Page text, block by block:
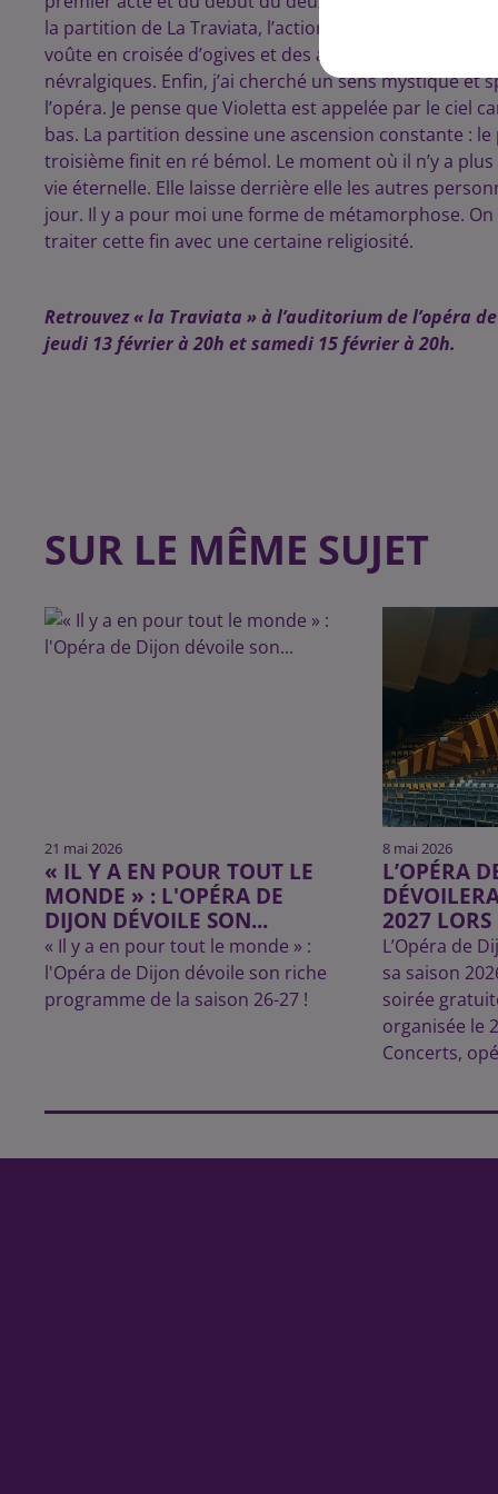
la partition de La Traviata, l’action est intégrée à
voûte en croisée d’ogives et des arcs-boutants qui lui
névralgiques. Enfin, j’ai cherché un sens mystique
l’opéra. Je pense que Violetta est appelée par le
bas. La partition dessine une ascension constante :
troisième finit en ré bémol. Le moment où il n’y a
vie éternelle. Elle laisse derrière elle les autres
jour. Il y a pour moi une forme de métamorphose. On
traiter cette fin avec une certaine religiosité.
Retrouvez « la Traviata » à l’auditorium de l’opéra
jeudi 13 février à 20h et samedi 15 février à 20h.
SUR LE MÊME SUJET
21 mai 2026
« IL Y A EN POUR TOUT LE
MONDE » : L'OPÉRA DE
DIJON DÉVOILE SON...
« Il y a en pour tout le monde » :
l'Opéra de Dijon dévoile son riche
programme de la saison 26-27 !
8 mai 2026
L’OPÉRA
2027 LORS
L’Opéra de
sa saison
soirée
organisée le
Concerts,